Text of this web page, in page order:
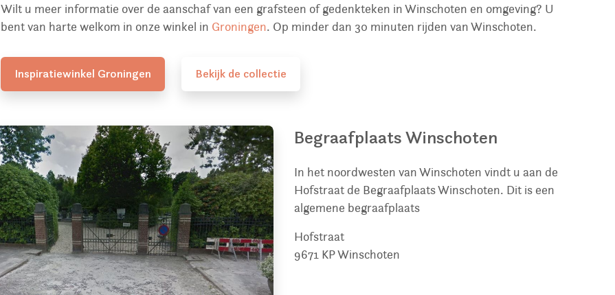
Wilt u meer informatie over de aanschaf van een grafsteen of gedenkteken in Winschoten en omgeving? U
bent van harte welkom in onze winkel in Groningen. Op minder dan 30 minuten rijden van Winschoten.
Inspiratiewinkel Groningen Bekijk de collectie
Begraafplaats Winschoten
In het noordwesten van Winschoten vindt u aan de
Hofstraat de Begraafplaats Winschoten. Dit is een
algemene begraafplaats
Hofstraat
9671 KPWinschoten